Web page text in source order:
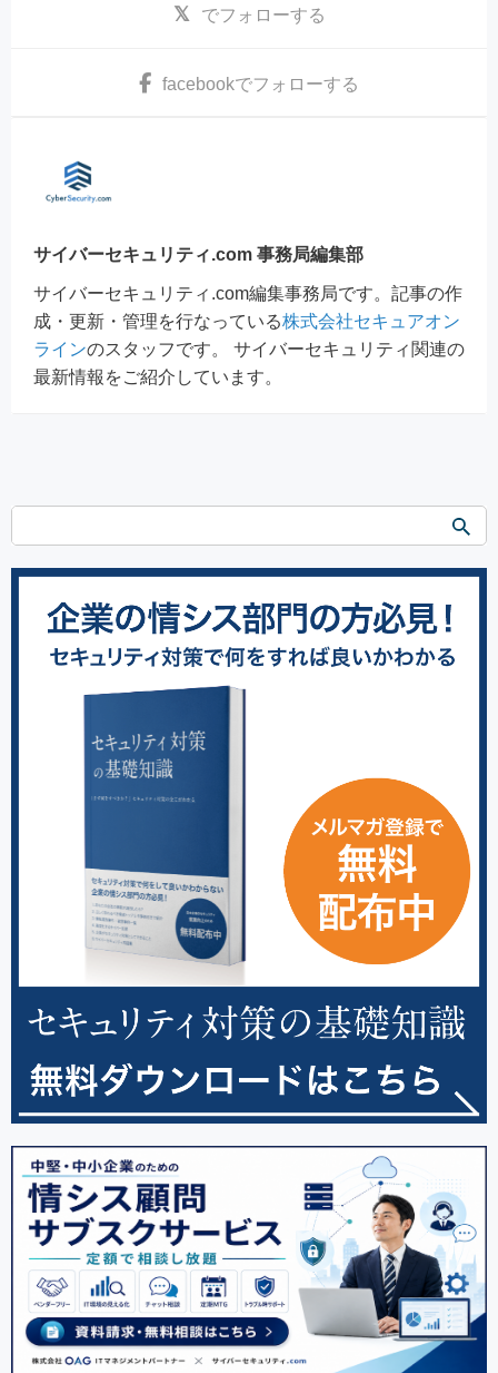
でフォローする
facebookでフォローする
サイバーセキュリティ.com 事務局編集部
サイバーセキュリティ.com編集事務局です。記事の作
成・更新・管理を行なっている株式会社セキュアオン
ラインのスタッフです。 サイバーセキュリティ関連の
最新情報をご紹介しています。